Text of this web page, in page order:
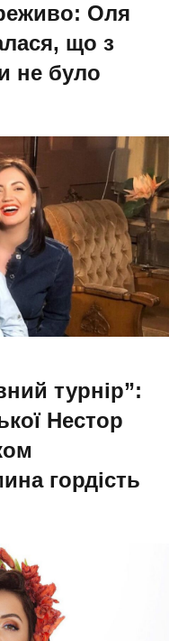
Оля
що з
не було
турнір”:
Нестор
гордість